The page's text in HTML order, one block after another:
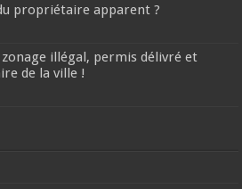
propriétaire apparent ?
zonage illégal, permis délivré et
de la ville !